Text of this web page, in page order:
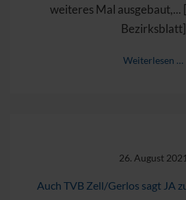
weiteres Mal ausgebaut,...
Bezirksblatt]
Weiterlesen …
26. August 2021
Auch TVB Zell/Gerlos sagt JA